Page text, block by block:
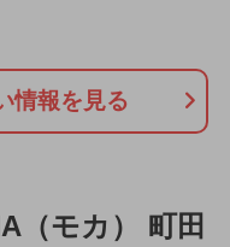
情報を見る
（モカ） 町田